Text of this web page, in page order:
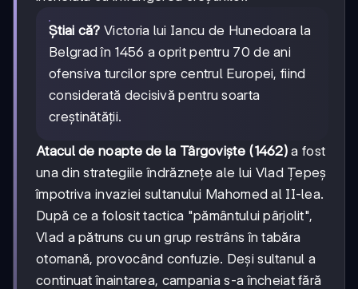
Știai că? Victoria lui Iancu de Hunedoara la
Belgrad în 1456 a oprit pentru 70 de ani
ofensiva turcilor spre centrul Europei, fiind
considerată decisivă pentru soarta
creștinătății.
Atacul de noapte de la Târgoviște (1462) a fost
una din strategiile îndrăznețe ale lui Vlad Țepeș
împotriva invaziei sultanului Mahomed al II-lea.
După ce a folosit tactica "pământului pârjolit",
Vlad a pătruns cu un grup restrâns în tabăra
otomană, provocând confuzie. Deși sultanul a
continuat înaintarea, campania s-a încheiat fără